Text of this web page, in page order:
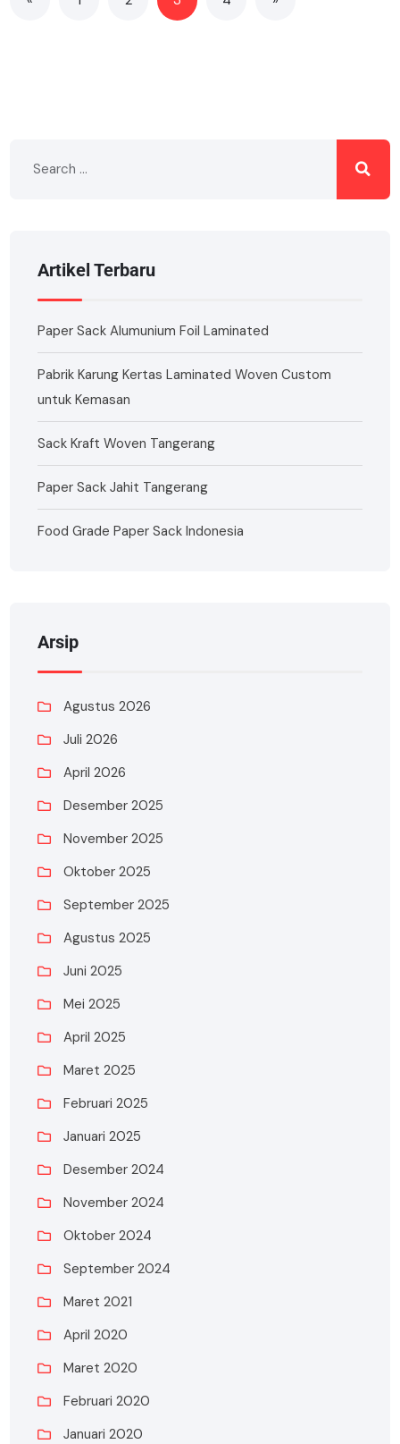
Artikel Terbaru
Paper Sack Alumunium Foil Laminated
Pabrik Karung Kertas Laminated Woven Custom
untuk Kemasan
Sack Kraft Woven Tangerang
Paper Sack Jahit Tangerang
Food Grade Paper Sack Indonesia
Arsip
Agustus 2026
Juli 2026
April 2026
Desember 2025
November 2025
Oktober 2025
September 2025
Agustus 2025
Juni 2025
Mei 2025
April 2025
Maret 2025
Februari 2025
Januari 2025
Desember 2024
November 2024
Oktober 2024
September 2024
Maret 2021
April 2020
Maret 2020
Februari 2020
Januari 2020